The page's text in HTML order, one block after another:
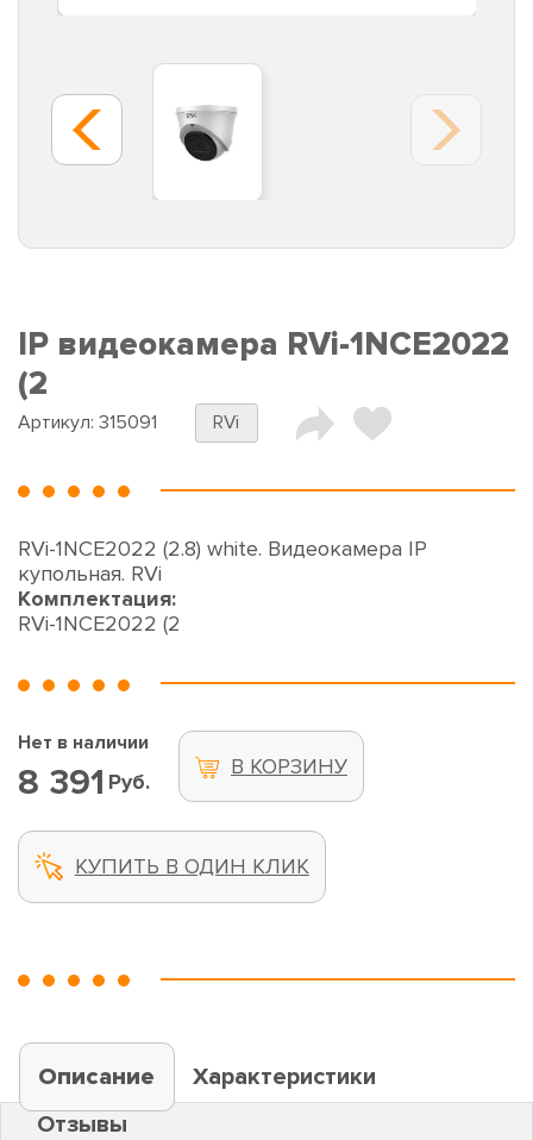
IP видеокамера RVi-1NCE2022
(2
Артикул: 315091 RVi
RVi-1NCE2022 (2.8) white. Видеокамера IP
купольная. RVi
Комплектация:
RVi-1NCE2022 (2
Нет в наличии
8 391 Руб.
В КОРЗИНУ
КУПИТЬ В ОДИН КЛИК
Описание
Характеристики
Отзывы